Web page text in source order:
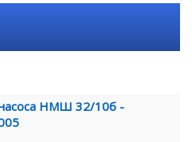
НМШ 32/10б -